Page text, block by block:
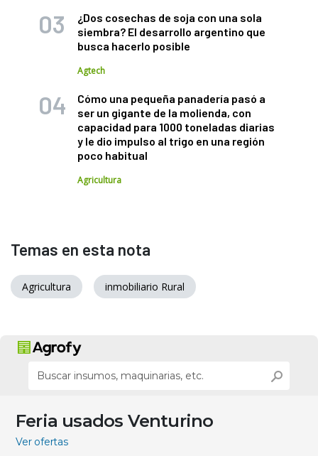
¿Dos cosechas de soja con una sola
siembra? El desarrollo argentino que
busca hacerlo posible
Agtech
Cómo una pequeña panadería pasó a
ser un gigante de la molienda, con
capacidad para 1000 toneladas diarias
y le dio impulso al trigo en una región
poco habitual
Agricultura
Temas en esta nota
Agricultura inmobiliario Rural
Feria usados Venturino
Ver ofertas